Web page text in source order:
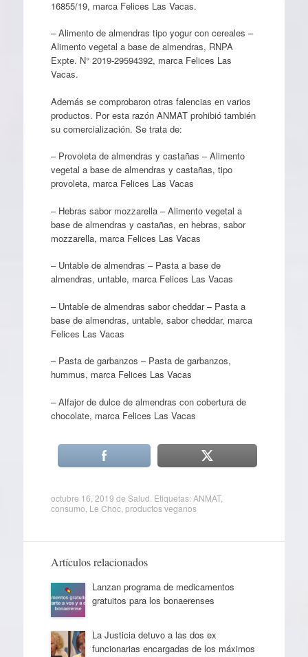
16855/19, marca Felices Las Vacas.
– Alimento de almendras tipo yogur con cereales –
Alimento vegetal a base de almendras, RNPA
Expte. N° 2019-29594392, marca Felices Las
Vacas.
Además se comprobaron otras falencias en varios
productos. Por esta razón ANMAT prohibió también
su comercialización. Se trata de:
– Provoleta de almendras y castañas – Alimento
vegetal a base de almendras y castañas, tipo
provoleta, marca Felices Las Vacas
– Hebras sabor mozzarella – Alimento vegetal a
base de almendras y castañas, en hebras, sabor
mozzarella, marca Felices Las Vacas
– Untable de almendras – Pasta a base de
almendras, untable, marca Felices Las Vacas
– Untable de almendras sabor cheddar – Pasta a
base de almendras, untable, sabor cheddar, marca
Felices Las Vacas
– Pasta de garbanzos – Pasta de garbanzos,
hummus, marca Felices Las Vacas
– Alfajor de dulce de almendras con cobertura de
chocolate, marca Felices Las Vacas
octubre 16, 2019 de Salud . Etiquetas:ANMAT,
consumo Le Choc, productos veganos
Artículos relacionados
Lanzan programa de medicamentos
gratuitos para los bonaerenses
La Justicia detuvo a las dos ex
funcionarias encargadas de los máximos